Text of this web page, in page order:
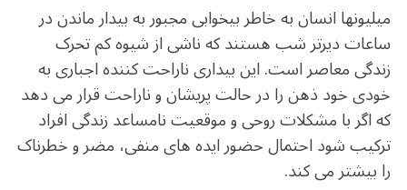
میلیونها انسان به خاطر بیخوابی مجبور به بیدار ماندن در
ساعات دیرتر شب هستند که ناشی از شیوه کم تحرک
زندگی معاصر است. این بیداری ناراحت کننده اجباری به
خودی خود ذهن را در حالت پریشان و ناراحت قرار می دهد
که اگر با مشکلات روحی و موقعیت نامساعد زندگی افراد
ترکیب شود احتمال حضور ایده های منفی، مضر و خطرناک
را بیشتر می کند.